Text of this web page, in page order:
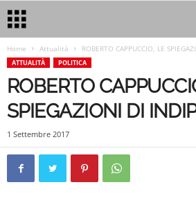
Home Attualità ROBERTO CAPPUCCIO, LE
ATTUALITÀ POLITICA
ROBERTO
SPIEGAZIONI DI
1 Settembre 2017